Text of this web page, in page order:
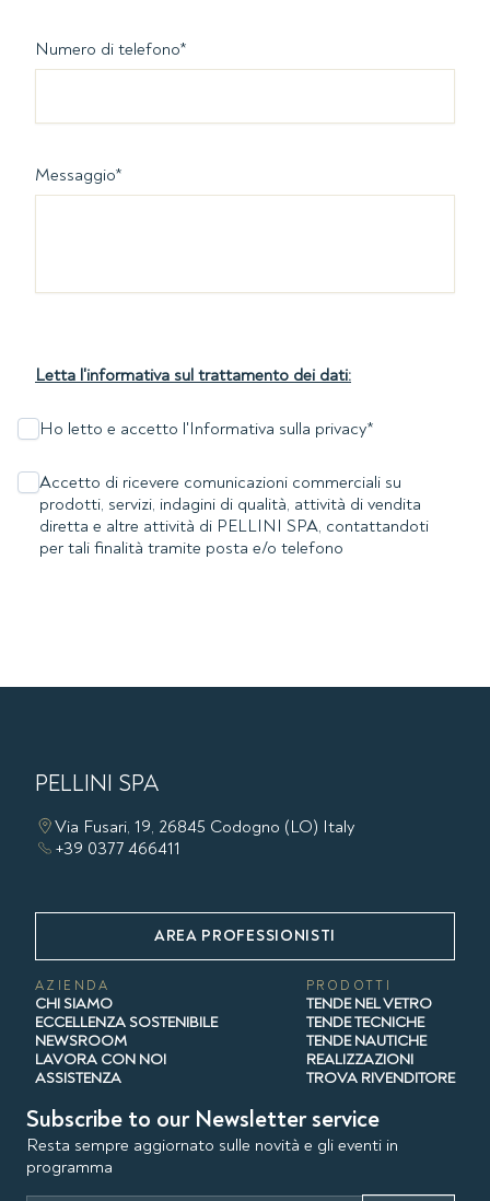
Numero di telefono*
Messaggio*
Letta l'informativa sul trattamento dei dati:
Ho letto e accetto l'Informativa sulla privacy*
Accetto di ricevere comunicazioni commerciali su
prodotti, servizi, indagini di qualità, attività di vendita
diretta e altre attività di PELLINI SPA, contattandoti
per tali finalità tramite posta e/o telefono
PELLINI SPA
Via Fusari, 19, 26845 Codogno (LO) Italy
+39 0377 466411
AREA PROFESSIONISTI
AZIENDA
CHI SIAMO
ECCELLENZA SOSTENIBILE
NEWSROOM
LAVORA CON NOI
ASSISTENZA
PRODOTTI
TENDE NEL VETRO
TENDE TECNICHE
TENDE NAUTICHE
REALIZZAZIONI
TROVA RIVENDITORE
Subscribe to our Newsletter service
Resta sempre aggiornato sulle novità e gli eventi in
programma